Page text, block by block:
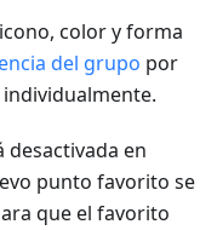
color y forma
del grupo por
desactivada en
punto favorito se
que el favorito